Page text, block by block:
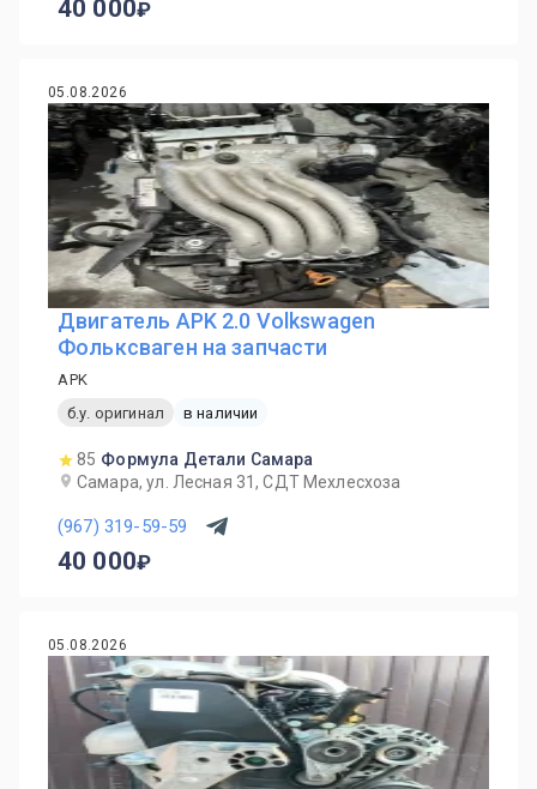
40 000
05.08.2026
Двигатель APK 2.0 Volkswagen
Фольксваген на запчасти
APK
б.у. оригинал
в наличии
85 Формула Детали Самара
Самара, ул. Лесная 31, СДТ Мехлесхоза
(967) 319-59-59
40 000
05.08.2026